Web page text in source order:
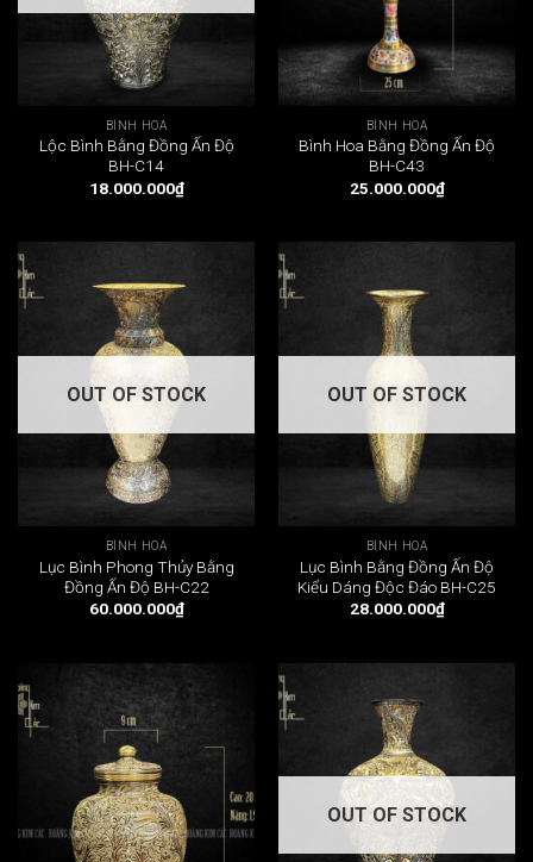
BÌNH HOA
Lộc Bình Bằng Đồng Ấn Độ
BH-C14
18.000.000₫
BÌNH HOA
Bình Hoa Bằng Đồng Ấn Độ
BH-C43
25.000.000₫
OUT OF STOCK
BÌNH HOA
Lục Bình Phong Thủy Bằng
Đồng Ấn Độ BH-C22
60.000.000₫
OUT OF STOCK
BÌNH HOA
Lục Bình Bằng Đồng Ấn Độ
Kiểu Dáng Độc Đáo BH-C25
28.000.000₫
OUT OF STOCK